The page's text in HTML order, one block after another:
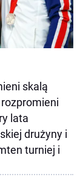
skalą
lata
drużyny i
turniej i